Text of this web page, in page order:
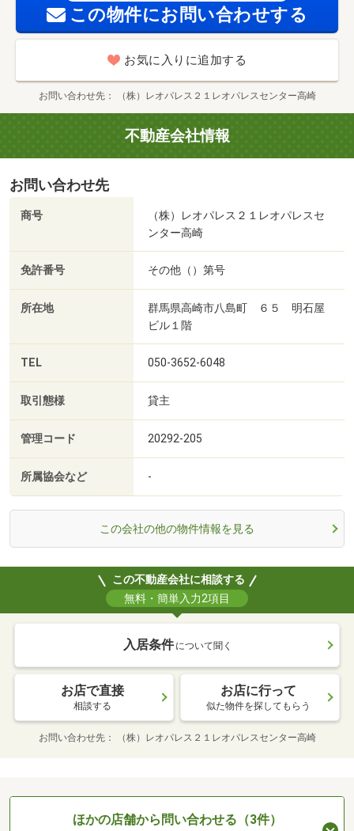
この物件にお問い合わせする
お気に入りに追加する
お問い合わせ先 （株）レオパレス２１レオパレスセンター高崎
不動産会社情報
お問い合わせ先
商号
（株）レオパレス２１レオパレスセ
ンター高崎
免許番号 その他（）第号
所在地
群馬県高崎市八島町 ６５ 明石屋
ビル１階
TEL 050-3652-6048
取引態様 貸主
管理コード 20292-205
所属協会など -
この会社の他の物件情報を見る
この不動産会社に相談する
無料・簡単入力2項目
入居条件 について聞く
お店で直接
相談する
お店に行って
似た物件を探してもらう
お問い合わせ先 （株）レオパレス２１レオパレスセンター高崎
ほかの店舗から問い合わせる（3件）